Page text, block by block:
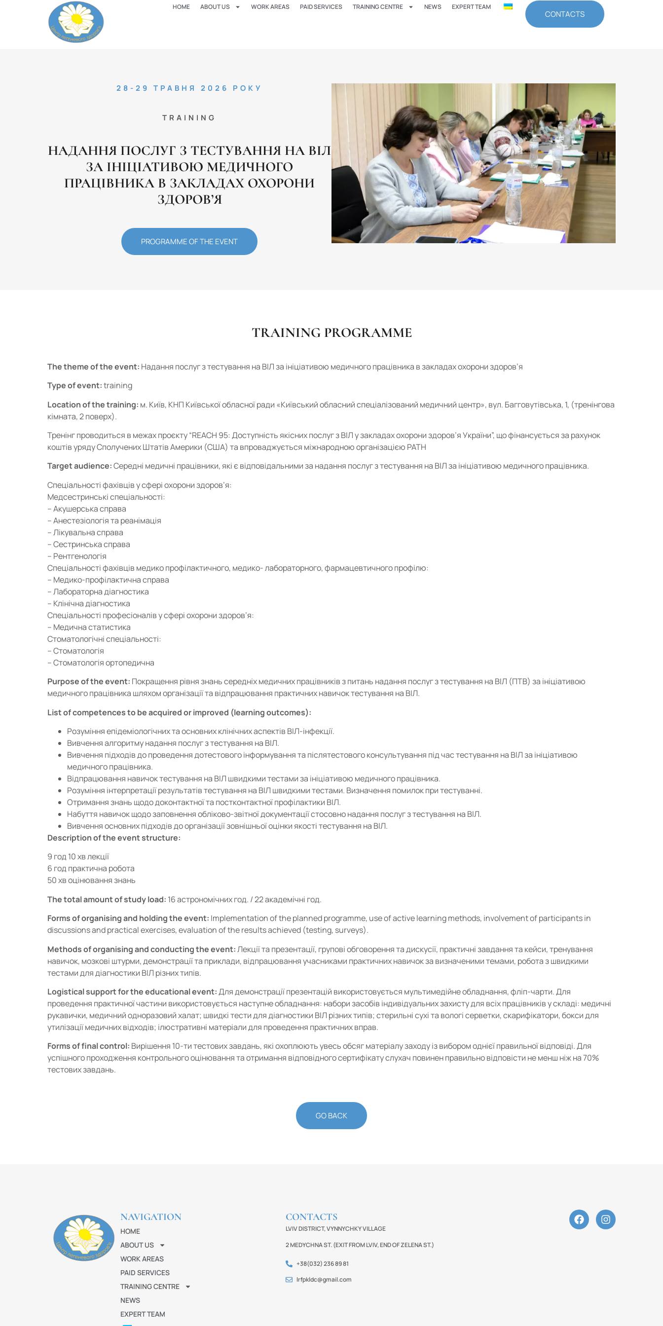
HOME ABOUT US WORK AREAS PAID SERVICES TRAINING CENTRE NEWS EXPERT TEAM
CONTACTS
28-29 ТРАВНЯ 2026 РОКУ
TRAINING
НАДАННЯ ПОСЛУГ З ТЕСТУВАННЯ НА ВІЛ
ЗА ІНІЦІАТИВОЮ МЕДИЧНОГО
ПРАЦІВНИКА В ЗАКЛАДАХ ОХОРОНИ
ЗДОРОВ’Я
PROGRAMME OF THE EVENT
TRAINING PROGRAMME
The theme of the event: Надання послуг з тестування на ВІЛ за ініціативою медичного працівника в закладах охорони здоров’я
Type of event:training
Location of the training: м. Київ, КНП Київської обласної ради «Київський обласний спеціалізований медичний центр», вул. Багговутівська, 1, (тренінгова
кімната, 2 поверх).
Тренінг проводиться в межах проєкту “REACH 95: Доступність якісних послуг з ВІЛ у закладах охорони здоров’я України”, що фінансується за рахунок
коштів уряду Сполучених Штатів Америки (США) та впроваджується міжнародною організацією PATH
Target audience:Середні медичні працівники, які є відповідальними за надання послуг з тестування на ВІЛ за ініціативою медичного працівника.
Спеціальності фахівців у сфері охорони здоров’я:
Медсестринські спеціальності:
– Акушерська справа
– Анестезіологія та реанімація
– Лікувальна справа
– Сестринська справа
– Рентгенологія
Спеціальності фахівців медико профілактичного, медико- лабораторного, фармацевтичного профілю:
– Медико-профілактична справа
– Лабораторна діагностика
– Клінічна діагностика
Спеціальності професіоналів у сфері охорони здоров’я:
– Медична статистика
Стоматологічні спеціальності:
– Стоматологія
– Стоматологія ортопедична
Purpose of the event: Покращення рівня знань середніх медичних працівників з питань надання послуг з тестування на ВІЛ (ПТВ) за ініціативою
медичного працівника шляхом організації та відпрацювання практичних навичок тестування на ВІЛ.
List of competences to be acquired or improved (learning outcomes):
Розуміння епідеміологічних та основних клінічних аспектів ВІЛ-інфекції.
Вивчення алгоритму надання послуг з тестування на ВІЛ.
Вивчення підходів до проведення дотестового інформування та післятестового консультування під час тестування на ВІЛ за ініціативою
медичного працівника.
Відпрацювання навичок тестування на ВІЛ швидкими тестами за ініціативою медичного працівника.
Розуміння інтерпретації результатів тестування на ВІЛ швидкими тестами. Визначення помилок при тестуванні.
Отримання знань щодо доконтактної та постконтактної профілактики ВІЛ.
Набуття навичок щодо заповнення обліково-звітної документації стосовно надання послуг з тестування на ВІЛ.
Вивчення основних підходів до організації зовнішньої оцінки якості тестування на ВІЛ.
Description of the event structure:
9 год 10 хв лекції
6 год практична робота
50 хв оцінювання знань
The total amount of study load: 16 астрономічних год. / 22 академічні год.
Forms of organising and holding the event: Implementation of the planned programme, use of active learning methods, involvement of participants in
discussions and practical exercises, evaluation of the results achieved (testing, surveys).
Methods of organising and conducting the event:Лекції та презентації, групові обговорення та дискусії, практичні завдання та кейси, тренування
навичок, мозкові штурми, демонстрації та приклади, відпрацювання учасниками практичних навичок за визначеними темами, робота з швидкими
тестами для діагностики ВІЛ різних типів.
Logistical support for the educational event:Для демонстрації презентацій використовується мультимедійне обладнання, фліп-чарти. Для
проведення практичної частини використовується наступне обладнання: набори засобів індивідуальних захисту для всіх працівників у складі: медичні
рукавички, медичний одноразовий халат; швидкі тести для діагностики ВІЛ різних типів; стерильні сухі та вологі серветки, скарифікатори, бокси для
утилізації медичних відходів; ілюстративні матеріали для проведення практичних вправ.
Forms of final control: Вирішення 10-ти тестових завдань, які охоплюють увесь обсяг матеріалу заходу із вибором однієї правильної відповіді. Для
успішного проходження контрольного оцінювання та отримання відповідного сертифікату слухач повинен правильно відповісти не менш ніж на 70%
тестових завдань.
GO BACK
NAVIGATION
HOME
ABOUT US
WORK AREAS
PAID SERVICES
TRAINING CENTRE
NEWS
EXPERT TEAM
CONTACTS
LVIV DISTRICT, VYNNYCHKY VILLAGE
2 MEDYCHNA ST. (EXIT FROM LVIV, END OF ZELENA ST.)
+38(032) 236 89 81
lrfpkldc@gmail.com